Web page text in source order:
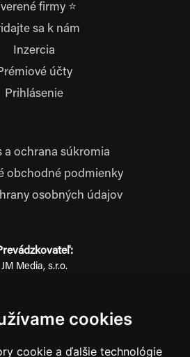
cookies
cookie a ďalšie technológie
firmy ⭐
sa k nám
Inzercia
účty
Prihlásenie
a ochrana súkromia
obchodné podmienky
osobných údajov
JM Media, s.r.o.
IČO: 52600998